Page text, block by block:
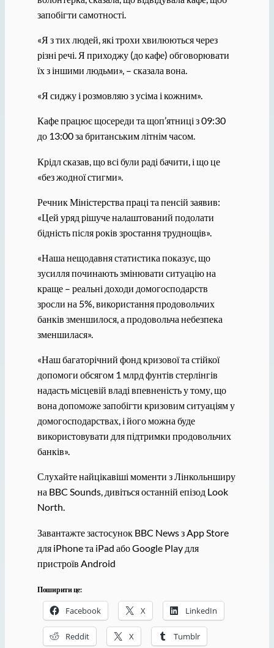
запобігти самотності.
«Я з тих людей, які трохи хвилюються через
різні речі. Я приходжу (до кафе) обговорювати
їх з іншими людьми», – сказала вона.
«Я сиджу і розмовляю з усіма і кожним».
Кафе працює щосереди та щоп’ятниці з 09:30
до 13:00 за британським літнім часом.
Крідл сказав, що всі були раді бачити, і що це
«без жодної стигми».
Речник Міністерства праці та пенсій заявив:
«Цей уряд рішуче налаштований подолати
бідність після років зростання труднощів».
«Наша нещодавня статистика показує, що
зусилля починають змінювати ситуацію на
краще – реальні доходи домогосподарств
зросли на 5%, використання продовольчих
банків зменшилося, а продовольча небезпека
зменшилася».
«Наш багаторічний фонд кризової та стійкої
допомоги обсягом 1 млрд фунтів стерлінгів
надасть місцевій владі впевненість у тому, що
вона допоможе запобігти кризовим ситуаціям у
домогосподарствах, і його можна буде
використовувати для підтримки продовольчих
банків».
Слухайте найцікавіші моменти з Лінкольнширу
на BBC Sounds, дивіться останній епізод Look
North.
Завантажте застосунок BBC News з App Store
для iPhone та iPad або Google Play для
пристроїв Android
Поширити це:
Facebook X LinkedIn
Reddit X Tumblr